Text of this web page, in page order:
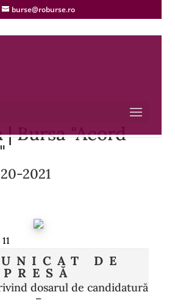
burse@roburse.ro
| Bursa "Acord
2021
11
DE
PRESĂ
dosarul de candidatură
–